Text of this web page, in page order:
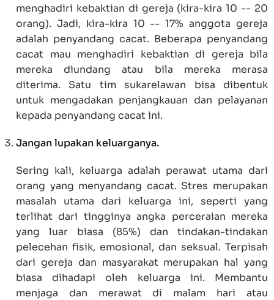
menghadiri kebaktian di gereja (kira-kira 10 -- 20
orang). Jadi, kira-kira 10 -- 17% anggota gereja
adalah penyandang cacat. Beberapa penyandang
cacat mau menghadiri kebaktian di gereja bila
mereka diundang atau bila mereka merasa
diterima. Satu tim sukarelawan bisa dibentuk
untuk mengadakan penjangkauan dan pelayanan
kepada penyandang cacat ini.
Jangan lupakan keluarganya.
Sering kali, keluarga adalah perawat utama dari
orang yang menyandang cacat. Stres merupakan
masalah utama dari keluarga ini, seperti yang
terlihat dari tingginya angka perceraian mereka
yang luar biasa (85%) dan tindakan-tindakan
pelecehan fisik, emosional, dan seksual. Terpisah
dari gereja dan masyarakat merupakan hal yang
biasa dihadapi oleh keluarga ini. Membantu
menjaga dan merawat di malam hari atau